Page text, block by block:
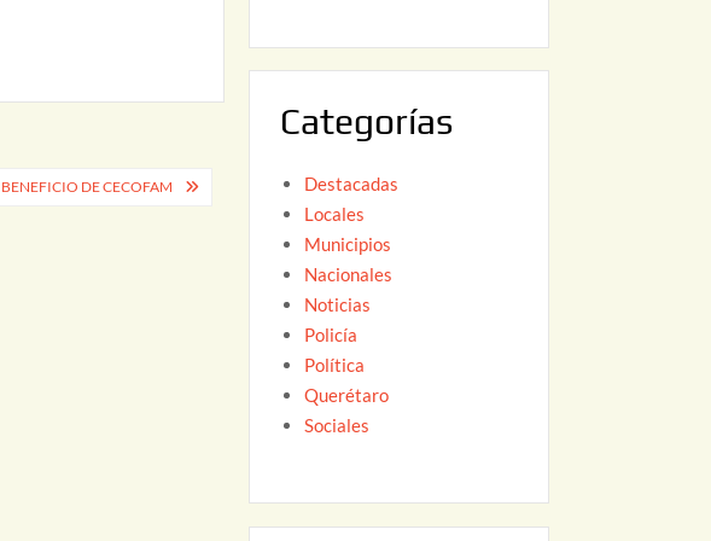
DE CECOFAM
2
Categorías
Destacadas
Locales
Municipios
Nacionales
Noticias
Policía
Política
Querétaro
Sociales